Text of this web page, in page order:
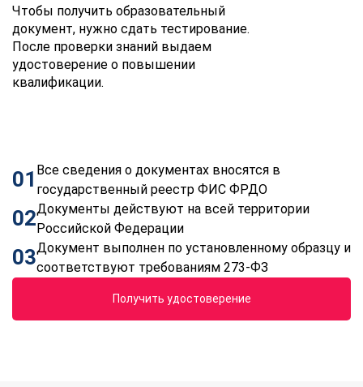
Чтобы получить образовательный
документ, нужно сдать тестирование.
После проверки знаний выдаем
удостоверение о повышении
квалификации.
01 Все сведения о документах вносятся в
государственный реестр ФИС ФРДО
02Документы действуют на всей территории
Российской Федерации
03Документ выполнен по установленному образцу и
соответствуют требованиям 273-ФЗ
Получить удостоверение